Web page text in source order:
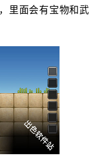
里面会有宝物和武